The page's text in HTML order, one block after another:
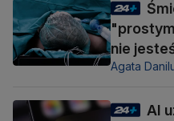
nie
Agata
AI